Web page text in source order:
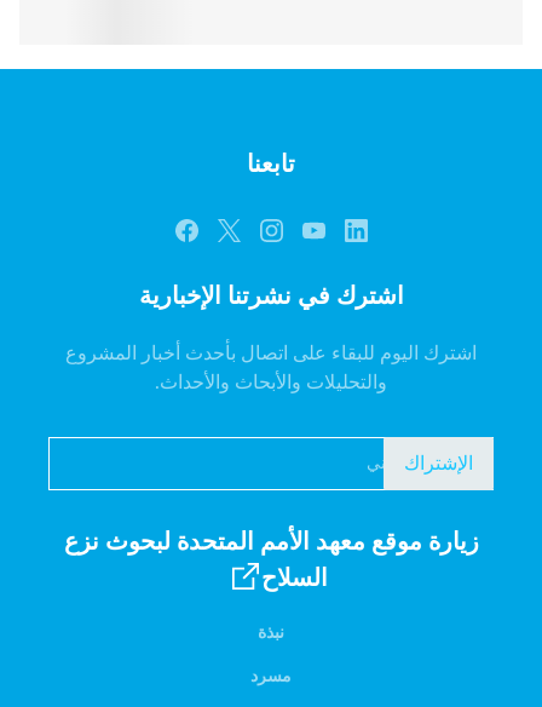
تابعنا
اشترك في نشرتنا الإخبارية
اشترك اليوم للبقاء على اتصال بأحدث أخبار المشروع
والتحليلات والأبحاث والأحداث.
الإشتراك
زيارة موقع معهد الأمم المتحدة لبحوث نزع
السلاح
نبذة
مسرد